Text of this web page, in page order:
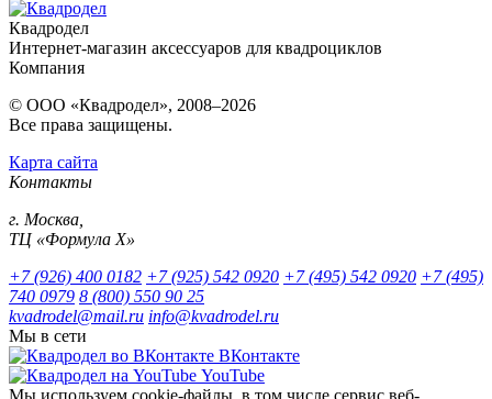
Квадродел
Интернет-магазин аксессуаров для квадроциклов
Компания
© ООО «Квадродел», 2008–2026
Все права защищены.
Карта сайта
Контакты
г. Москва,
ТЦ «Формула Х»
+7 (926) 400 0182 +7 (925) 542 0920 +7 (495) 542 0920 +7 (495)
740 0979 8 (800) 550 90 25
kvadrodel@mail.ru info@kvadrodel.ru
Мы в сети
ВКонтакте
YouTube